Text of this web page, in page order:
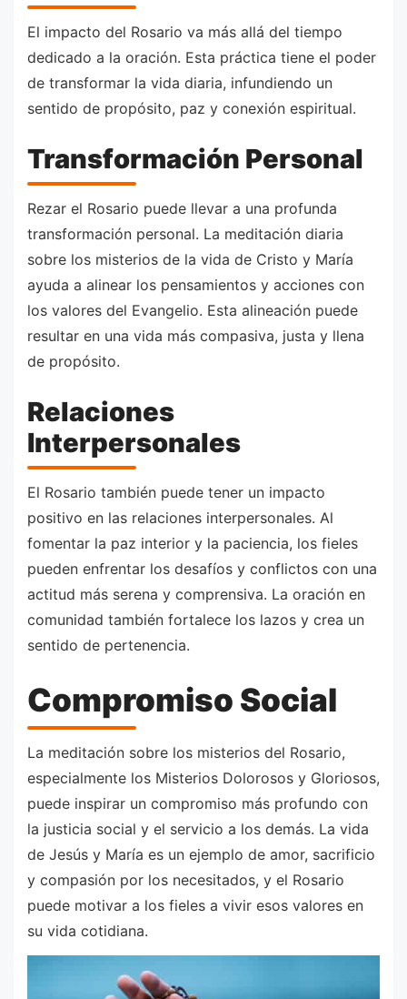
El impacto del Rosario va más allá del tiempo
dedicado a la oración. Esta práctica tiene el poder
de transformar la vida diaria, infundiendo un
sentido de propósito, paz y conexión espiritual.
Transformación Personal
Rezar el Rosario puede llevar a una profunda
transformación personal. La meditación diaria
sobre los misterios de la vida de Cristo y María
ayuda a alinear los pensamientos y acciones con
los valores del Evangelio. Esta alineación puede
resultar en una vida más compasiva, justa y llena
de propósito.
Relaciones
Interpersonales
El Rosario también puede tener un impacto
positivo en las relaciones interpersonales. Al
fomentar la paz interior y la paciencia, los fieles
pueden enfrentar los desafíos y conflictos con una
actitud más serena y comprensiva. La oración en
comunidad también fortalece los lazos y crea un
sentido de pertenencia.
Compromiso Social
La meditación sobre los misterios del Rosario,
especialmente los Misterios Dolorosos y Gloriosos,
puede inspirar un compromiso más profundo con
la justicia social y el servicio a los demás. La vida
de Jesús y María es un ejemplo de amor, sacrificio
y compasión por los necesitados, y el Rosario
puede motivar a los fieles a vivir esos valores en
su vida cotidiana.